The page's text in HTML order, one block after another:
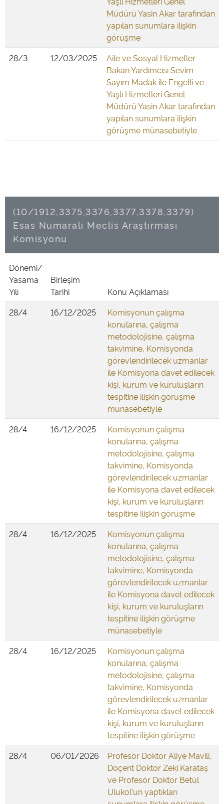
Müdürü Yasin Akar tarafından
yapılan sunumlara ilişkin
görüşme
28/3
12/03/2025
Aile ve Sosyal Hizmetler
Bakan Yardımcısı Sevim
Sayım Madak ile Engelli ve
Yaşlı Hizmetleri Genel
Müdürü Yasin Akar tarafından
yapılan sunumlara ilişkin
görüşme münasebetiyle
(10/1912,3375,3376,3377,3378,3379)
Esas Numaralı Meclis Araştırması
Komisyonu
Dönemi/
Yasama
Yılı
Birleşim
Tarihi
Konu Açıklaması
28/4
16/12/2025
Komisyonun çalışma
konularına, çalışma
metodolojisine, çalışma
takvimine, Komisyonda
görevlendirilecek uzmanlar
ile Komisyona davet edilecek
kişi, kurum ve kuruluşların
tespitine ilişkin görüşme
münasebetiyle
28/4
16/12/2025
Komisyonun çalışma
konularına, çalışma
metodolojisine, çalışma
takvimine, Komisyonda
görevlendirilecek uzmanlar
ile Komisyona davet edilecek
kişi, kurum ve kuruluşların
tespitine ilişkin görüşme
28/4
16/12/2025
Komisyonun çalışma
konularına, çalışma
metodolojisine, çalışma
takvimine, Komisyonda
görevlendirilecek uzmanlar
ile Komisyona davet edilecek
kişi, kurum ve kuruluşların
tespitine ilişkin görüşme
münasebetiyle
28/4
16/12/2025
Komisyonun çalışma
konularına, çalışma
metodolojisine, çalışma
takvimine, Komisyonda
görevlendirilecek uzmanlar
ile Komisyona davet edilecek
kişi, kurum ve kuruluşların
tespitine ilişkin görüşme
28/4
06/01/2026
Profesör Doktor Aliye Mavili,
Doçent Doktor Zeki Karataş
ve Profesör Doktor Betül
Ulukol'un yaptıkları